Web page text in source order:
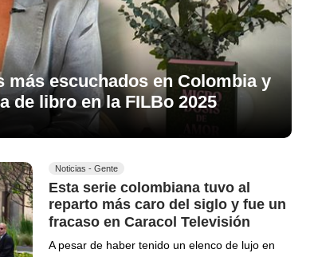
más escuchados en Colombia y
de libro en la FILBo 2025
Noticias - Gente
Esta serie colombiana tuvo al
reparto más caro del siglo y fue un
fracaso en Caracol Televisión
A pesar de haber tenido un elenco de lujo en